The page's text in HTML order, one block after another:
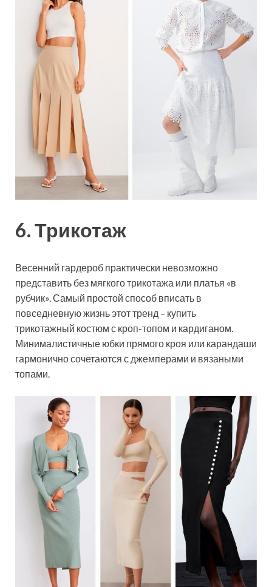
6. Трикотаж
Весенний гардероб практически невозможно
представить без мягкого трикотажа или платья «в
рубчик». Самый простой способ вписать в
повседневную жизнь этот тренд – купить
трикотажный костюм с кроп-топом и кардиганом.
Минималистичные юбки прямого кроя или карандаши
гармонично сочетаются с джемперами и вязаными
топами.